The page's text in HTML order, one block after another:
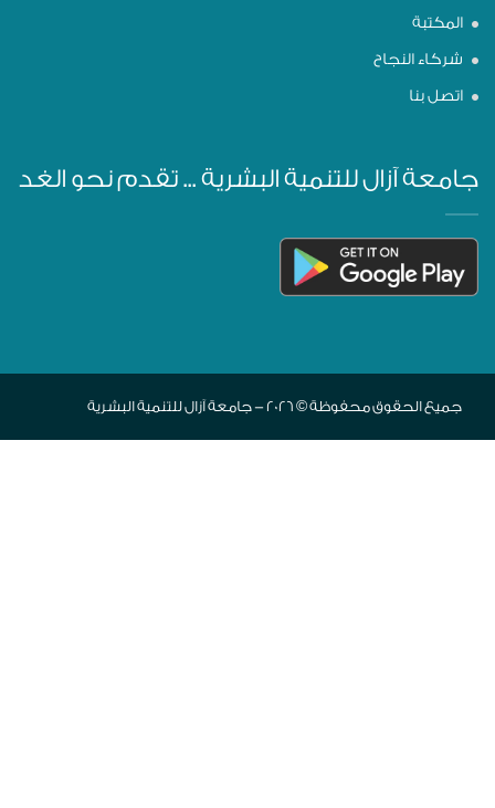
المكتبة
شركاء النجاح
اتصل بنا
جامعة آزال للتنمية البشرية ... تقدم نحو الغد
جميع الحقوق محفوظة © 2026 - جامعة آزال للتنمية البشرية